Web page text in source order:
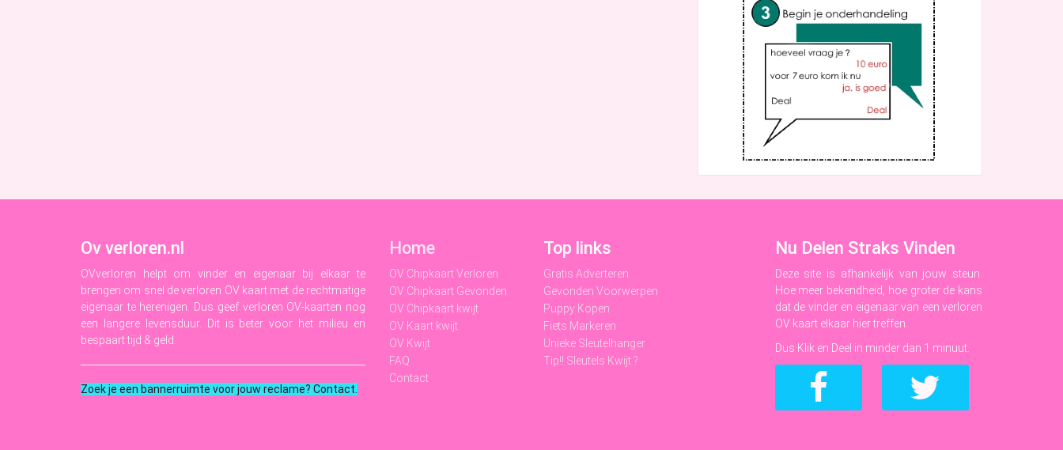
Ov verloren.nl
OVverloren helpt om vinder en eigenaar bij elkaar te
brengen om snel de verloren OV kaart met de rechtmatige
eigenaar te herenigen. Dus geef verloren OV-kaarten nog
een langere levensduur. Dit is beter voor het milieu en
bespaart tijd & geld.
Zoek je een bannerruimte voor jouw reclame? Contact
Home
OV Chipkaart Verloren
OV Chipkaart Gevonden
OV Chipkaart kwijt
OV Kaart kwijt
OV Kwijt
FAQ
Contact
Top links
Gratis Adverteren
Gevonden Voorwerpen
Puppy Kopen
Fiets Markeren
Unieke Sleutelhanger
Tip!! Sleutels Kwijt ?
Nu Delen Straks Vinden
Deze site is afhankelijk van jouw steun.
Hoe meer bekendheid, hoe groter de kans
dat de vinder en eigenaar van een verloren
OV kaart elkaar hier treffen.
Dus Klik en Deel in minder dan 1 minuut.